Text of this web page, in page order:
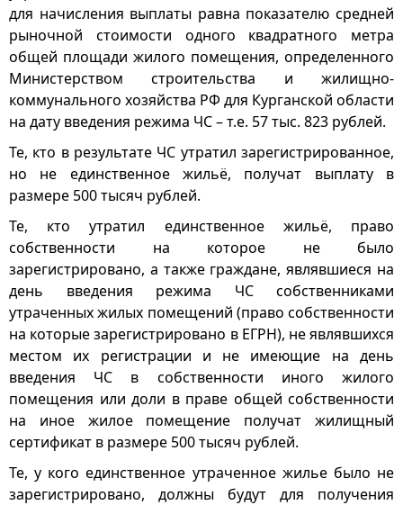
для начисления выплаты равна показателю средней
рыночной стоимости одного квадратного метра
общей площади жилого помещения, определенного
Министерством строительства и жилищно-
коммунального хозяйства РФ для Курганской области
на дату введения режима ЧС – т.е. 57 тыс. 823 рублей.
Те, кто в результате ЧС утратил зарегистрированное,
но не единственное жильё, получат выплату в
размере 500 тысяч рублей.
Те, кто утратил единственное жильё, право
собственности на которое не было
зарегистрировано, а также граждане, являвшиеся на
день введения режима ЧС собственниками
утраченных жилых помещений (право собственности
на которые зарегистрировано в ЕГРН), не являвшихся
местом их регистрации и не имеющие на день
введения ЧС в собственности иного жилого
помещения или доли в праве общей собственности
на иное жилое помещение получат жилищный
сертификат в размере 500 тысяч рублей.
Те, у кого единственное утраченное жилье было не
зарегистрировано, должны будут для получения